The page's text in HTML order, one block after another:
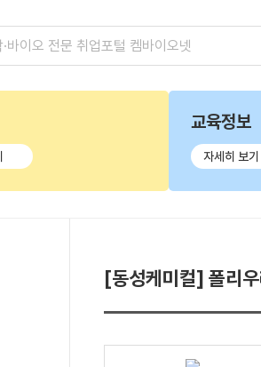
교육정보
자세히 보기
[동성케미컬] 폴리